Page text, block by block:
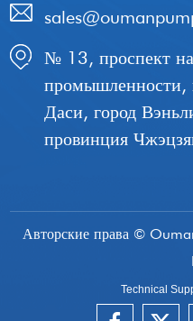
№ 13, проспект
промышленности,
Даси, город
провинция
Авторские права ©
Technical